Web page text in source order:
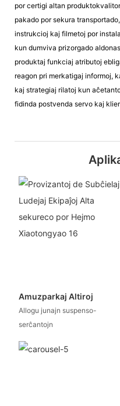
por certigi altan
pakado por sekura
instrukcioj kaj filmetoj por
kun dumviva prizorgado
produktaj funkciaj atributoj
reagon pri merkatigaj informoj,
kaj strategiaj rilatoj kun
fidinda postvenda servo kaj
Amuzparkaj Altiroj
Allogu junajn suspenso-
serĉantojn